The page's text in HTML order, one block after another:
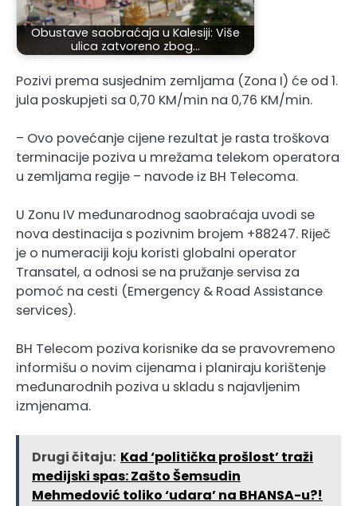
Obustave saobraćaja u Kalesiji: Više
ulica zatvoreno zbog…
Pozivi prema susjednim zemljama (Zona I) će od 1.
jula poskupjeti sa 0,70 KM/min na 0,76 KM/min.
– Ovo povećanje cijene rezultat je rasta troškova
terminacije poziva u mrežama telekom operatora
u zemljama regije – navode iz BH Telecoma.
U Zonu IV međunarodnog saobraćaja uvodi se
nova destinacija s pozivnim brojem +88247. Riječ
je o numeraciji koju koristi globalni operator
Transatel, a odnosi se na pružanje servisa za
pomoć na cesti (Emergency & Road Assistance
services).
BH Telecom poziva korisnike da se pravovremeno
informišu o novim cijenama i planiraju korištenje
međunarodnih poziva u skladu s najavljenim
izmjenama.
Drugi čitaju: Kad ‘politička prošlost’ traži
medijski spas: Zašto Šemsudin
Mehmedović toliko ‘udara’ na BHANSA-u?!